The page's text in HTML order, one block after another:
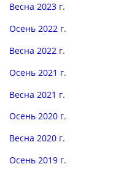
Весна 2023 г.
Осень 2022 г.
Весна 2022 г.
Осень 2021 г.
Весна 2021 г.
Осень 2020 г.
Весна 2020 г.
Осень 2019 г.